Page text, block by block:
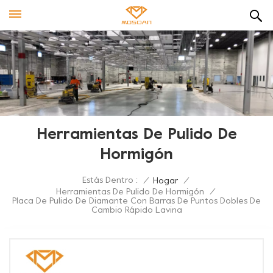
Herramientas De Pulido De
Hormigón
Estás Dentro : / Hogar
/
Herramientas De Pulido De Hormigón
/
Placa De Pulido De Diamante Con Barras De Puntos Dobles De
Cambio Rápido Lavina